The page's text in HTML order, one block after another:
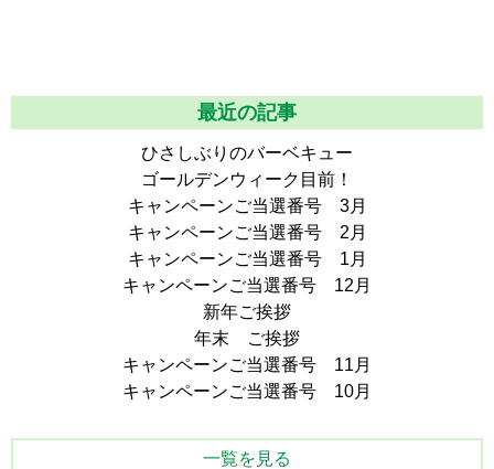
最近の記事
ひさしぶりのバーベキュー
ゴールデンウィーク目前！
キャンペーンご当選番号 3月
キャンペーンご当選番号 2月
キャンペーンご当選番号 1月
キャンペーンご当選番号 12月
新年ご挨拶
年末 ご挨拶
キャンペーンご当選番号 11月
キャンペーンご当選番号 10月
一覧を見る